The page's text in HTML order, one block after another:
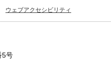
ウェブアクセシビリティ
5号